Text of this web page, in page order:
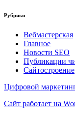
Рубрики
Вебмастерская
Главное
Новости SEO
Публикации
Сайтостроение
Цифровой
Сайт работает на